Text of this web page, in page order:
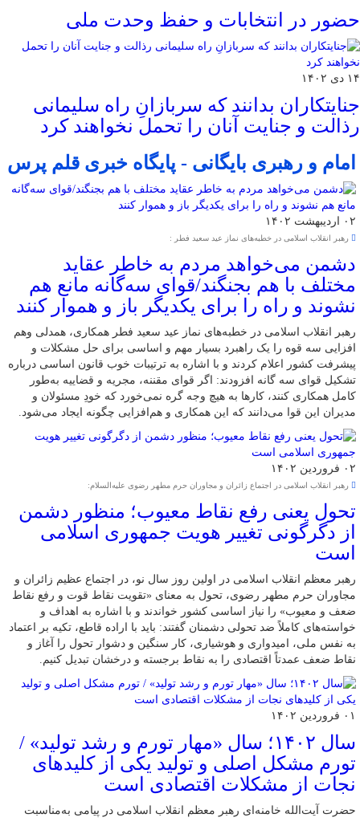
حضور در انتخابات و حفظ وحدت ملی
۱۴ دی ۱۴۰۲
جنایتکاران بدانند که سربازانِ راه سلیمانی
رذالت و جنایت آنان را تحمل نخواهند کرد
امام و رهبری بایگانی - پایگاه خبری قلم پرس
۰۲ اردیبهشت ۱۴۰۲
رهبر انقلاب اسلامی در خطبه‌های نماز عید سعید فطر :
دشمن می‌خواهد مردم به خاطر عقاید
مختلف با هم بجنگند/قوای سه‌گانه مانع هم
نشوند و راه را برای یکدیگر باز و هموار کنند
رهبر انقلاب اسلامی در خطبه‌های نماز عید سعید فطر همکاری، همدلی وهم
افزایی سه قوه را یک راهبرد بسیار مهم و اساسی برای حل مشکلات و
پیشرفت کشور اعلام کردند و با اشاره به ترتیبات خوب قانون اساسی درباره
تشکیل قوای سه گانه افزودند: اگر قوای مقننه، مجریه و قضاییه به‌طور
کامل همکاری کنند، کارها به هیچ وجه گره نمی‌خورد که خودِ مسئولان و
مدیران این قوا می‌دانند که این همکاری و هم‌افزایی چگونه ایجاد می‌شود.
۰۲ فروردین ۱۴۰۲
رهبر انقلاب اسلامی در اجتماع زائران و مجاوران حرم مطهر رضوی علیه‌السلام:
تحول یعنی رفع نقاط معیوب؛ منظور دشمن
از دگرگونی تغییر هویت جمهوری اسلامی
است
رهبر معظم انقلاب اسلامی در اولین روز سال نو، در اجتماع عظیم زائران و
مجاوران حرم مطهر رضوی، تحول به معنای «تقویت نقاط قوت و رفع نقاط
ضعف و معیوب» را نیاز اساسی کشور خواندند و با اشاره به اهداف و
خواسته‌های کاملاً ضد تحولی دشمنان گفتند: باید با اراده قاطع، تکیه بر اعتماد
به نفس ملی، امیدواری و هوشیاری، کار سنگین و دشوار تحول را آغاز و
نقاط ضعف عمدتاً اقتصادی را به نقاط برجسته و درخشان تبدیل کنیم.
۰۱ فروردین ۱۴۰۲
سال ۱۴۰۲؛ سال «مهار تورم و رشد تولید» /
تورم مشکل اصلی و تولید یکی از کلیدهای
نجات از مشکلات اقتصادی است
حضرت آیت‌الله خامنه‌ای رهبر معظم انقلاب اسلامی در پیامی به‌مناسبت